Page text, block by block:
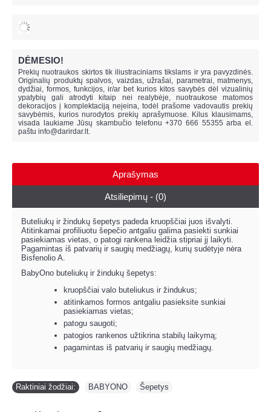
DĖMESIO!
Prekių nuotraukos skirtos tik iliustraciniams tikslams ir yra pavyzdinės.
Originalių produktų spalvos, vaizdas, užrašai, parametrai, matmenys,
dydžiai, formos, funkcijos, ir/ar bet kurios kitos savybės dėl vizualinių
ypatybių gali atrodyti kitaip nei realybėje, nuotraukose matomos
dekoracijos į komplektaciją neįeina, todėl prašome vadovautis prekių
savybėmis, kurios nurodytos prekių aprašymuose. Kilus klausimams,
visada laukiame Jūsų skambučio telefonu +370 666 55355 arba el.
paštu info@darirdar.lt.
Aprašymas
Atsiliepimų - (0)
Buteliukų ir žindukų šepetys padeda kruopščiai juos išvalyti.
Atitinkamai profiliuotu šepečio antgaliu galima pasiekti sunkiai
pasiekiamas vietas, o patogi rankena leidžia stipriai jį laikyti.
Pagamintas iš patvarių ir saugių medžiagų, kurių sudėtyje nėra
Bisfenolio A.
BabyOno buteliukų ir žindukų šepetys:
kruopščiai valo buteliukus ir žindukus;
atitinkamos formos antgaliu pasieksite sunkiai
pasiekiamas vietas;
patogu saugoti;
patogios rankenos užtikrina stabilų laikymą;
pagamintas iš patvarių ir saugių medžiagų.
Raktiniai žodžiai: BABYONO Šepetys